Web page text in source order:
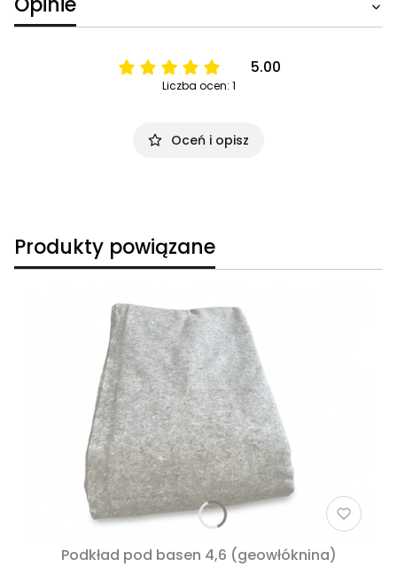
5.00
Liczba ocen: 1
Oceń i opisz
Produkty powiązane
Podkład pod basen 4,6 (geowłóknina)